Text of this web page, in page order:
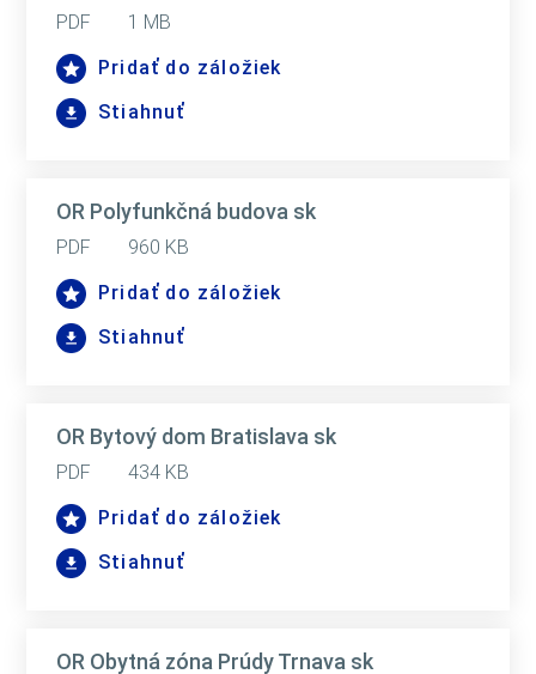
PDF
1 MB
Pridať do záložiek
Stiahnuť
OR Polyfunkčná budova sk
PDF
960 KB
Pridať do záložiek
Stiahnuť
OR Bytový dom Bratislava sk
PDF
434 KB
Pridať do záložiek
Stiahnuť
OR Obytná zóna Prúdy Trnava sk